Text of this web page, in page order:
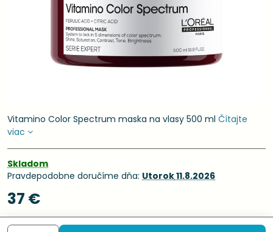
Vitamino Color Spectrum maska na vlasy 500 ml Čítajte
viac
Skladom
Pravdepodobne doručíme dňa: Utorok11.8.2026
37 €